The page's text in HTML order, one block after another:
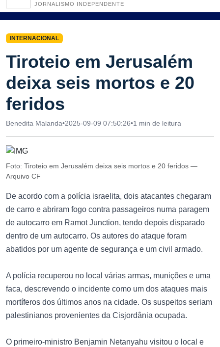
JORNALISMO INDEPENDENTE
INTERNACIONAL
Tiroteio em Jerusalém
deixa seis mortos e 20
feridos
Benedita Malanda•2025-09-09 07:50:26•1 min de leitura
Foto: Tiroteio em Jerusalém deixa seis mortos e 20 feridos —
Arquivo CF
De acordo com a polícia israelita, dois atacantes chegaram
de carro e abriram fogo contra passageiros numa paragem
de autocarro em Ramot Junction, tendo depois disparado
dentro de um autocarro. Os autores do ataque foram
abatidos por um agente de segurança e um civil armado.
A polícia recuperou no local várias armas, munições e uma
faca, descrevendo o incidente como um dos ataques mais
mortíferos dos últimos anos na cidade. Os suspeitos seriam
palestinianos provenientes da Cisjordânia ocupada.
O primeiro-ministro Benjamin Netanyahu visitou o local e